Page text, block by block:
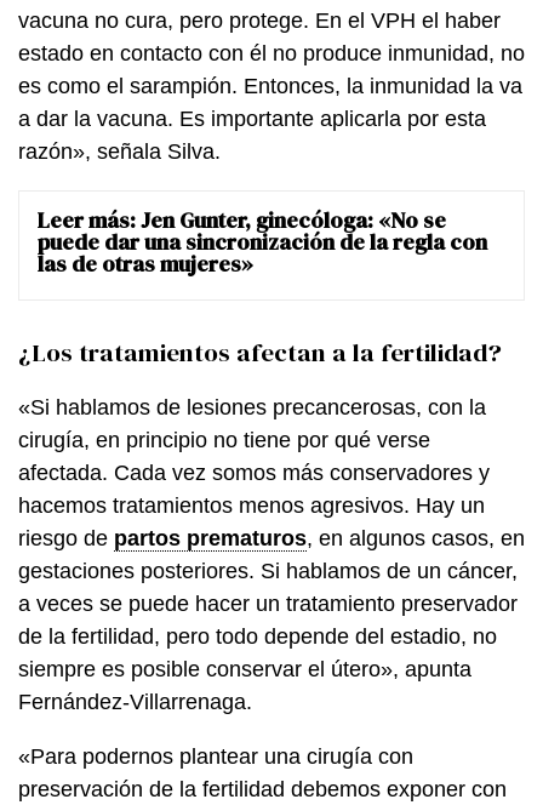
vacuna no cura, pero protege. En el VPH el haber
estado en contacto con él no produce inmunidad, no
es como el sarampión. Entonces, la inmunidad la va
a dar la vacuna. Es importante aplicarla por esta
razón», señala Silva.
Leer más:Jen Gunter, ginecóloga: «No se
puede dar una sincronización de la regla con
las de otras mujeres»
¿Los tratamientos afectan a la fertilidad?
«Si hablamos de lesiones precancerosas, con la
cirugía, en principio no tiene por qué verse
afectada. Cada vez somos más conservadores y
hacemos tratamientos menos agresivos. Hay un
riesgo de partos prematuros, en algunos casos, en
gestaciones posteriores. Si hablamos de un cáncer,
a veces se puede hacer un tratamiento preservador
de la fertilidad, pero todo depende del estadio, no
siempre es posible conservar el útero», apunta
Fernández-Villarrenaga.
«Para podernos plantear una cirugía con
preservación de la fertilidad debemos exponer con